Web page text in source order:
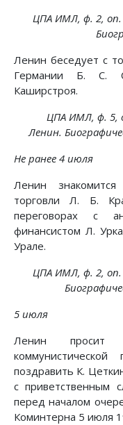
ЦПА ИМЛ, ф. 2, on.
Ленин беседует с
Германии Б. С.
Каширстроя.
ЦПА ИМЛ, ф. 5,
Ленин.
Не ранее 4 июля
Ленин
торговли Л. Б.
переговорах с
финансистом Л.
Урале.
ЦПА ИМЛ, ф. 2, on.
5 июля
Ленин просит
поздравить К.
с приветственным
перед началом
Коминтерна 5 июля